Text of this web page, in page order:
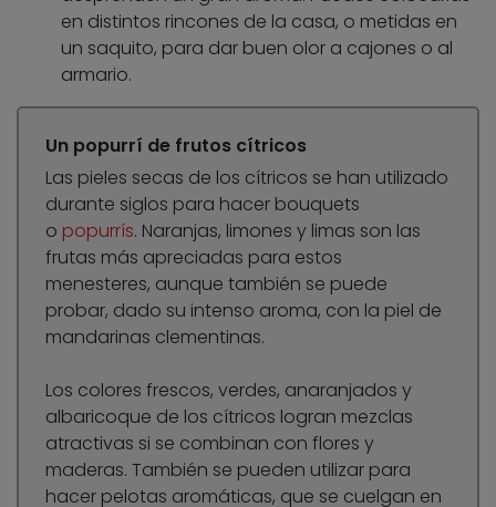
en distintos rincones de la casa, o metidas en
un saquito, para dar buen olor a cajones o al
armario.
Un popurrí de frutos cítricos
Las pieles secas de los cítricos se han utilizado
durante siglos para hacer bouquets
o popurrís. Naranjas, limones y limas son las
frutas más apreciadas para estos
menesteres, aunque también se puede
probar, dado su intenso aroma, con la piel de
mandarinas clementinas.
Los colores frescos, verdes, anaranjados y
albaricoque de los cítricos logran mezclas
atractivas si se combinan con flores y
maderas. También se pueden utilizar para
hacer pelotas aromáticas, que se cuelgan en